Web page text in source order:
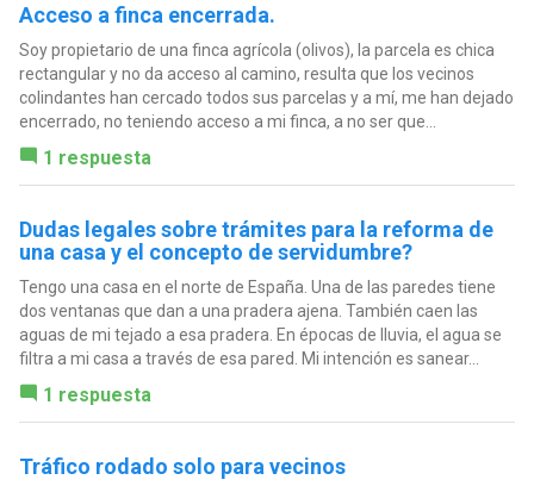
Acceso a finca encerrada.
Soy propietario de una finca agrícola (olivos), la parcela es chica
rectangular y no da acceso al camino, resulta que los vecinos
colindantes han cercado todos sus parcelas y a mí, me han dejado
encerrado, no teniendo acceso a mi finca, a no ser que...
1 respuesta
Dudas legales sobre trámites para la reforma de
una casa y el concepto de servidumbre?
Tengo una casa en el norte de España. Una de las paredes tiene
dos ventanas que dan a una pradera ajena. También caen las
aguas de mi tejado a esa pradera. En épocas de lluvia, el agua se
filtra a mi casa a través de esa pared. Mi intención es sanear...
1 respuesta
Tráfico rodado solo para vecinos